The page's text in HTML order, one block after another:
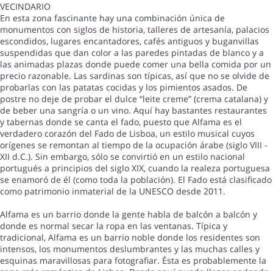
VECINDARIO
En esta zona fascinante hay una combinación única de
monumentos con siglos de historia, talleres de artesanía, palacios
escondidos, lugares encantadores, cafés antiguos y buganvillas
suspendidas que dan color a las paredes pintadas de blanco y a
las animadas plazas donde puede comer una bella comida por un
precio razonable. Las sardinas son típicas, así que no se olvide de
probarlas con las patatas cocidas y los pimientos asados. De
postre no deje de probar el dulce “leite creme” (crema catalana) y
de beber una sangría o un vino. Aquí hay bastantes restaurantes
y tabernas donde se canta el fado, puesto que Alfama es el
verdadero corazón del Fado de Lisboa, un estilo musical cuyos
orígenes se remontan al tiempo de la ocupación árabe (siglo VIII -
XII d.C.). Sin embargo, sólo se convirtió en un estilo nacional
portugués a principios del siglo XIX, cuando la realeza portuguesa
se enamoró de él (como toda la población). El Fado está clasificado
como patrimonio inmaterial de la UNESCO desde 2011.
Alfama es un barrio donde la gente habla de balcón a balcón y
donde es normal secar la ropa en las ventanas. Típica y
tradicional, Alfama es un barrio noble donde los residentes son
intensos, los monumentos deslumbrantes y las muchas calles y
esquinas maravillosas para fotografiar. Ésta es probablemente la